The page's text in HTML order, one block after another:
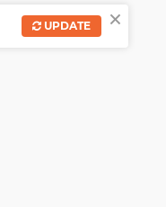
×
UPDATE